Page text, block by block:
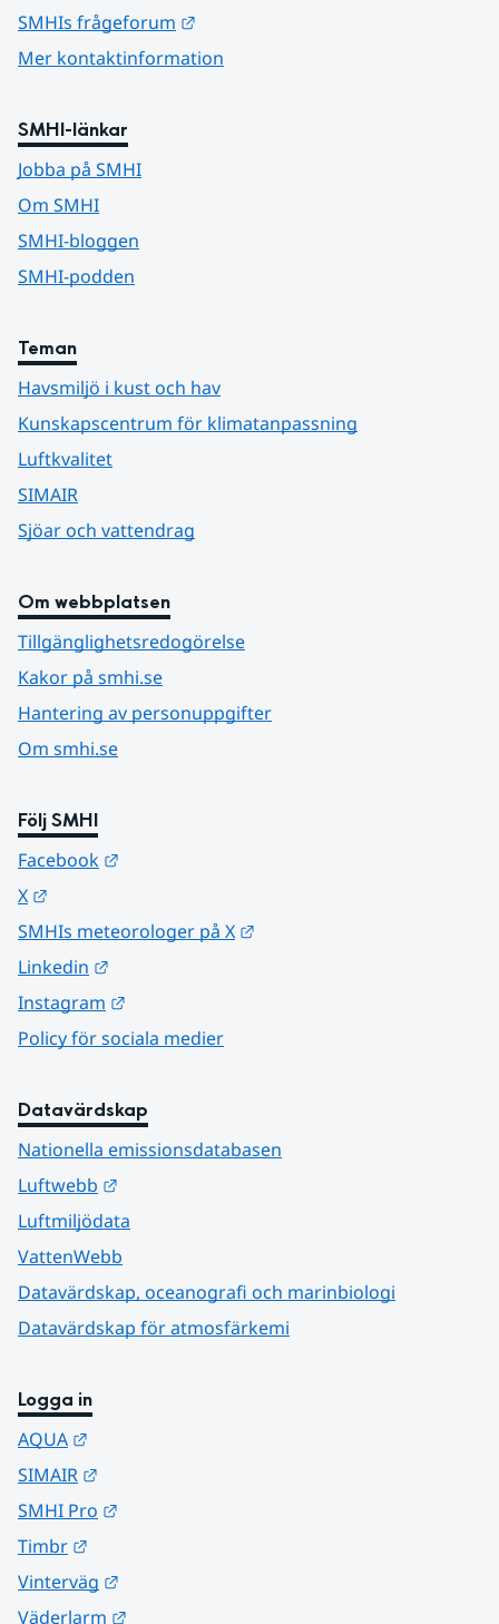
SMHIs frågeforum
Mer kontaktinformation
SMHI-länkar
Jobba på SMHI
Om SMHI
SMHI-bloggen
SMHI-podden
Teman
Havsmiljö i kust och hav
Kunskapscentrum för klimatanpassning
Luftkvalitet
SIMAIR
Sjöar och vattendrag
Om webbplatsen
Tillgänglighetsredogörelse
Kakor på smhi.se
Hantering av personuppgifter
Om smhi.se
Följ SMHI
Facebook
X
SMHIs meteorologer på X
Linkedin
Instagram
Policy för sociala medier
Datavärdskap
Nationella emissionsdatabasen
Luftwebb
Luftmiljödata
VattenWebb
Datavärdskap, oceanografi och marinbiologi
Datavärdskap för atmosfärkemi
Logga in
AQUA
SIMAIR
SMHI Pro
Timbr
Vinterväg
Väderlarm